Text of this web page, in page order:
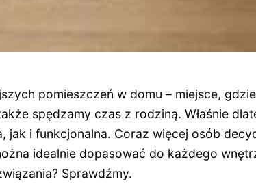
pomieszczeń w domu – miejsce,
spędzamy czas z rodziną. Właśnie
jak i funkcjonalna. Coraz więcej osób
idealnie dopasować do każdego
Sprawdźmy.